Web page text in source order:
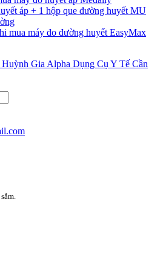
áp + 1 hộp que đường huyết MU
mua máy đo đường huyết EasyMax
Huỳnh Gia Alpha Dụng Cụ Y Tế Cần